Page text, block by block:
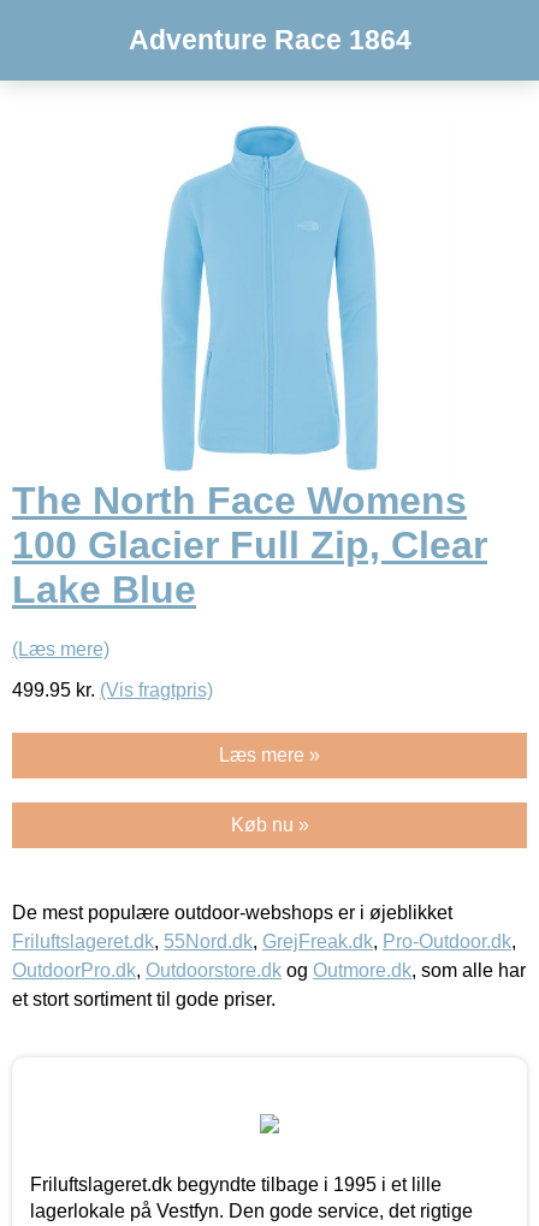
Adventure Race 1864
The North Face Womens
100 Glacier Full Zip, Clear
Lake Blue
(Læs mere)
499.95 kr. (Vis fragtpris)
Læs mere »
Køb nu »
De mest populære outdoor-webshops er i øjeblikket
Friluftslageret.dk, 55Nord.dk, GrejFreak.dk, Pro-Outdoor.dk,
OutdoorPro.dk, Outdoorstore.dk og Outmore.dk, som alle har
et stort sortiment til gode priser.
Friluftslageret.dk begyndte tilbage i 1995 i et lille
lagerlokale på Vestfyn. Den gode service, det rigtige